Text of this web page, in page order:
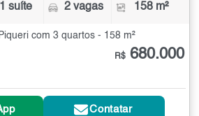
1 suíte 2 vagas 158 m²
com 3 quartos - 158 m²
R$ 680.000
Contatar